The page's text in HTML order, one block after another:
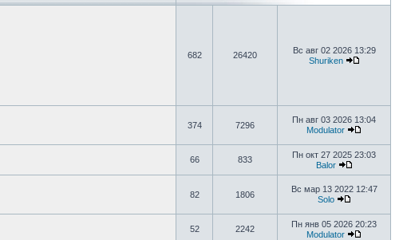
682 26420
Вс авг 02 2026 13:29
Shuriken
374 7296
Пн авг 03 2026 13:04
Modulator
66 833
Пн окт 27 2025 23:03
Balor
82 1806
Вс мар 13 2022 12:47
Solo
52 2242
Пн янв 05 2026 20:23
Modulator